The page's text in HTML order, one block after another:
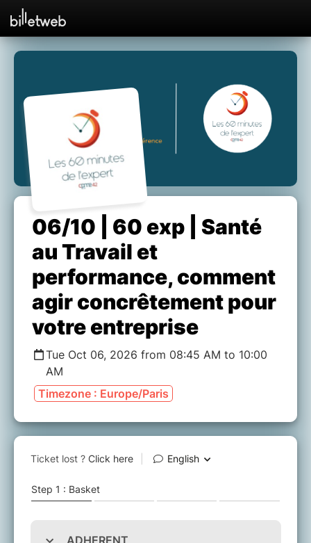
06/10 | 60 exp | Santé
au Travail et
performance, comment
agir concrêtement pour
votre entreprise
Tue Oct 06, 2026 from 08:45 AM to 10:00
AM
Timezone : Europe/Paris